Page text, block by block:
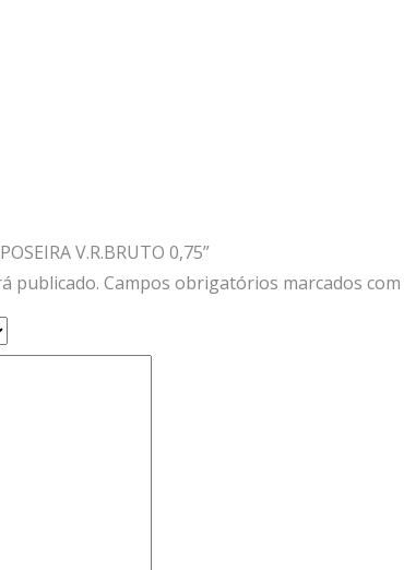
V.R.BRUTO 0,75”
publicado. Campos obrigatórios marcados com